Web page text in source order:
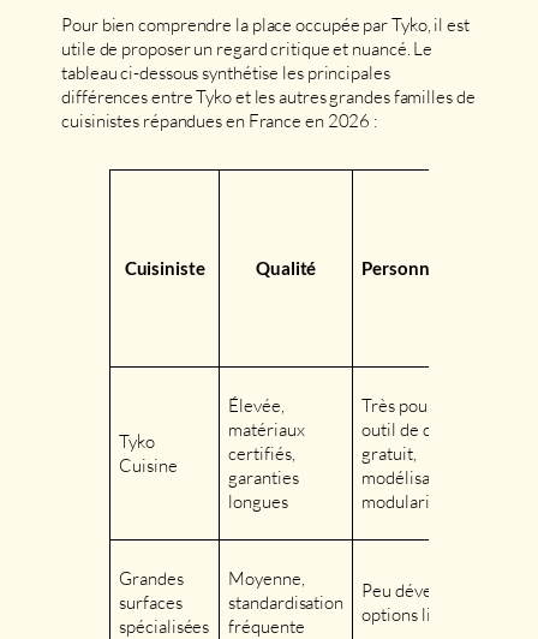
Pour bien comprendre la place occupée par Tyko, il est
utile de proposer un regard critique et nuancé. Le
tableau ci-dessous synthétise les principales
différences entre Tyko et les autres grandes familles de
cuisinistes répandues en France en 2026 :
Cuisiniste Qualité Personnalisation
Tyko
Cuisine
Élevée,
matériaux
certifiés,
garanties
longues
Très poussée :
outil de devis
gratuit,
modélisation 3D,
modularité
Grandes
surfaces
spécialisées
Moyenne,
standardisation
fréquente
Peu développée ;
options limitées